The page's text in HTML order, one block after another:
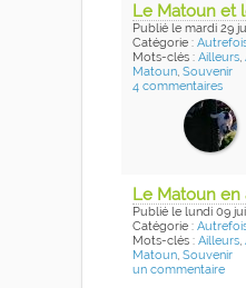
Le Matoun et
Publié le mardi 29
Catégorie :
Mots-clés : Ailleurs,
Matoun, Souvenir
4 commentaires
Le Matoun en
Publié le lundi 09
Catégorie :
Mots-clés : Ailleurs,
Matoun, Souvenir
un commentaire